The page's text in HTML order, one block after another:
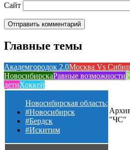
Сайт
Главные темы
Академгородок 2.0Москва Vs
НовосибирскаРавные возможности
детиХоккей
Новосибирская область:
#Новосибирск
#Бердск
#Искитим
"ЧС"